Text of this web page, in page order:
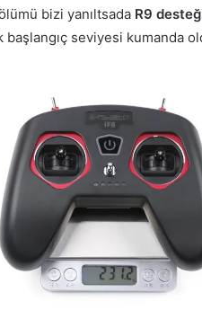
bizi yanıltsada R9
başlangıç seviyesi kumanda